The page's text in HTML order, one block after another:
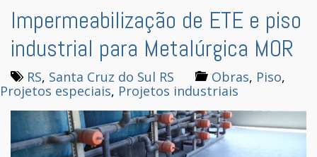
Impermeabilização de ETE e piso
industrial para Metalúrgica MOR
RS, Santa Cruz do Sul RS Obras, Piso,
Projetos especiais, Projetos industriais